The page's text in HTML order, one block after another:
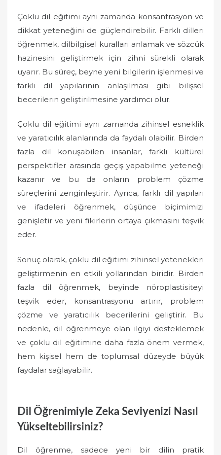
Çoklu dil eğitimi aynı zamanda konsantrasyon ve
dikkat yeteneğini de güçlendirebilir. Farklı dilleri
öğrenmek, dilbilgisel kuralları anlamak ve sözcük
hazinesini geliştirmek için zihni sürekli olarak
uyarır. Bu süreç, beyne yeni bilgilerin işlenmesi ve
farklı dil yapılarının anlaşılması gibi bilişsel
becerilerin geliştirilmesine yardımcı olur.
Çoklu dil eğitimi aynı zamanda zihinsel esneklik
ve yaratıcılık alanlarında da faydalı olabilir. Birden
fazla dil konuşabilen insanlar, farklı kültürel
perspektifler arasında geçiş yapabilme yeteneği
kazanır ve bu da onların problem çözme
süreçlerini zenginleştirir. Ayrıca, farklı dil yapıları
ve ifadeleri öğrenmek, düşünce biçimimizi
genişletir ve yeni fikirlerin ortaya çıkmasını teşvik
eder.
Sonuç olarak, çoklu dil eğitimi zihinsel yetenekleri
geliştirmenin en etkili yollarından biridir. Birden
fazla dil öğrenmek, beyinde nöroplastisiteyi
teşvik eder, konsantrasyonu artırır, problem
çözme ve yaratıcılık becerilerini geliştirir. Bu
nedenle, dil öğrenmeye olan ilgiyi desteklemek
ve çoklu dil eğitimine daha fazla önem vermek,
hem kişisel hem de toplumsal düzeyde büyük
faydalar sağlayabilir.
Dil Öğrenimiyle Zeka Seviyenizi Nasıl
Yükseltebilirsiniz?
Dil öğrenme, sadece yeni bir dilin pratik